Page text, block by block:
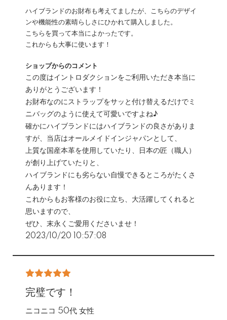
ハイブランドのお財布も考えてましたが、こちらのデザイ
ンや機能性の素晴らしさにひかれて購入しました。
こちらを買って本当によかったです。
これからも大事に使います！
ショップからのコメント
この度はイントロダクションをご利用いただき本当に
ありがとうございます！
お財布なのにストラップをサッと付け替えるだけでミ
ニバッグのように使えて可愛いですよね♪
確かにハイブランドにはハイブランドの良さがありま
すが、当店はオールメイドインジャパンとして、
上質な国産本革を使用していたり、日本の匠（職人）
が創り上げていたりと、
ハイブランドにも劣らない自慢できるところがたくさ
んあります！
これからもお客様のお役に立ち、大活躍してくれると
思いますので、
ぜひ、末永くご愛用くださいませ！
2023/10/20 10:57:08
完璧です！
ニコニコ 50代 女性